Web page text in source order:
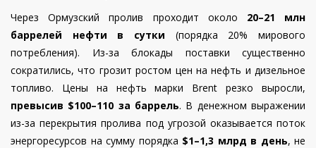
Через Ормузский пролив проходит около 20–21 млн
баррелей нефти в сутки (порядка 20% мирового
потребления). Из-за блокады поставки существенно
сократились, что грозит ростом цен на нефть и дизельное
топливо. Цены на нефть марки Brent резко выросли,
превысив $100–110 за баррель. В денежном выражении
из-за перекрытия пролива под угрозой оказывается поток
энергоресурсов на сумму порядка $1–1,3 млрд в день, не